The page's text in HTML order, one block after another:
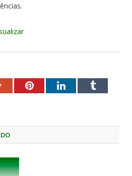
Google+PinterestLinkedInTumblr